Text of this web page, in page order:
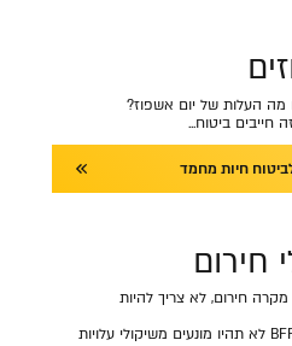
העלות של יום אשפוז?
חייבים ביטוח...
חיות מחמד
חירום
חירום, לא צריך להיות